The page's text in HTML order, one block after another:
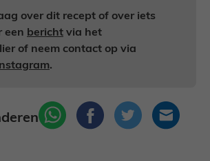
over dit recept of over iets
een bericht via het
of neem contact op via
.